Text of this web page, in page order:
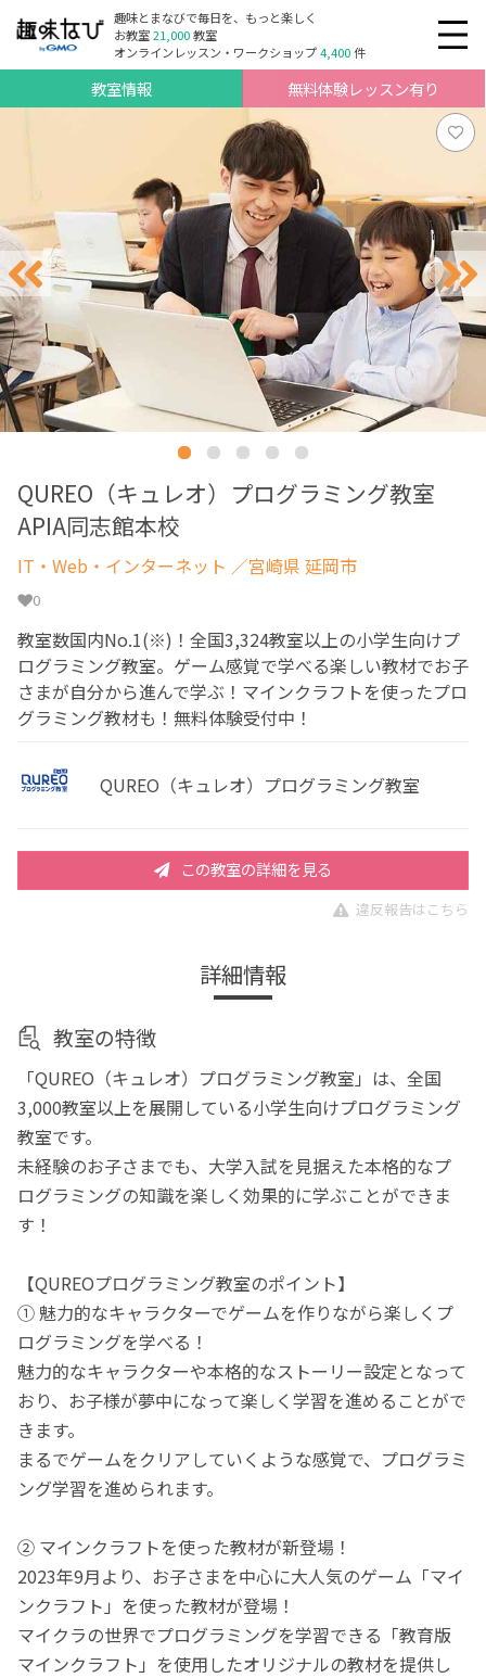
趣味とまなびで毎日を、もっと楽しく
お教室21,000教室
オンラインレッスン・ワークショップ4,400件
教室情報 無料体験レッスン有り
QUREO（キュレオ）プログラミング教室
APIA同志館本校
IT・Web・インターネット ／宮崎県 延岡市
0
教室数国内No.1(※)！全国3,324教室以上の小学生向けプ
ログラミング教室。ゲーム感覚で学べる楽しい教材でお子
さまが自分から進んで学ぶ！マインクラフトを使ったプロ
グラミング教材も！無料体験受付中！
QUREO（キュレオ）プログラミング教室
この教室の詳細を見る
違反報告はこちら
詳細情報
教室の特徴
「QUREO（キュレオ）プログラミング教室」は、全国
3,000教室以上を展開している小学生向けプログラミング
教室です。
未経験のお子さまでも、大学入試を見据えた本格的なプ
ログラミングの知識を楽しく効果的に学ぶことができま
す！
【QUREOプログラミング教室のポイント】
① 魅力的なキャラクターでゲームを作りながら楽しくプ
ログラミングを学べる！
魅力的なキャラクターや本格的なストーリー設定となって
おり、お子様が夢中になって楽しく学習を進めることがで
きます。
まるでゲームをクリアしていくような感覚で、プログラミ
ング学習を進められます。
② マインクラフトを使った教材が新登場！
2023年9月より、お子さまを中心に大人気のゲーム「マイ
ンクラフト」を使った教材が登場！
マイクラの世界でプログラミングを学習できる「教育版
マインクラフト」を使用したオリジナルの教材を提供し